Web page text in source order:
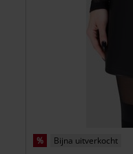
% Bijna uitverkocht